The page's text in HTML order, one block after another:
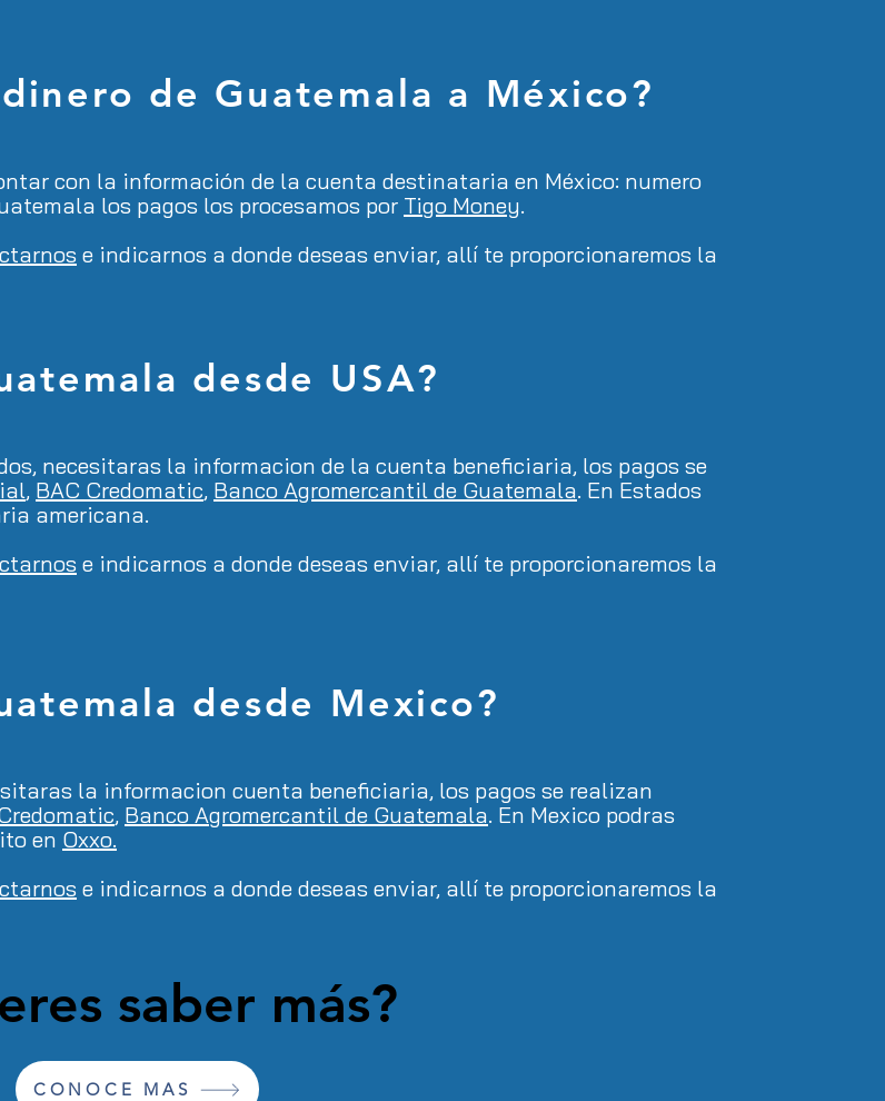
de Guatemala a México?
con la información de la cuenta destinataria en México: numero
los pagos los procesamos por Tigo Money.
e indicarnos a donde deseas enviar, allí te proporcionaremos la
desde USA?
necesitaras la informacion de la cuenta beneficiaria, los pagos se
, BAC Credomatic, Banco Agromercantil de Guatemala. En Estados
americana.
e indicarnos a donde deseas enviar, allí te proporcionaremos la
desde Mexico?
la informacion cuenta beneficiaria, los pagos se realizan
, Banco Agromercantil de Guatemala. En Mexico podras
en Oxxo.
e indicarnos a donde deseas enviar, allí te proporcionaremos la
saber más?
CONOCE MAS